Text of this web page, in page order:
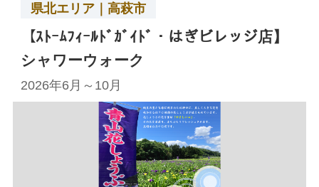
県北エリア｜高萩市
【ｽﾄｰﾑﾌｨｰﾙﾄﾞｶﾞｲﾄﾞ・はぎビレッジ店】
シャワーウォーク
2026年6月～10月